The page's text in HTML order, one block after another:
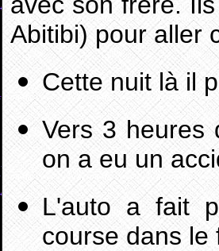
Abitibi) pour aller
Cette nuit là il
Vers 3 heures
on a eu un
L'auto a fait
course dans le